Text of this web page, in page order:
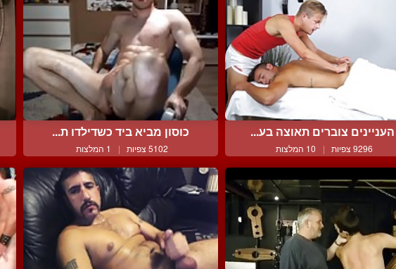
העניינים צוברים תאוצה בע...
9296 צפיות | 10 המלצות
כוסון מביא ביד כשדילדו ת...
5102 צפיות | 1 המלצות